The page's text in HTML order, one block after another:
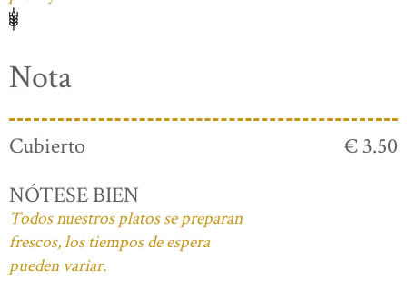
Nota
Cubierto
€ 3.50
NÓTESE BIEN
Todos nuestros platos se preparan
frescos, los tiempos de espera
pueden variar.